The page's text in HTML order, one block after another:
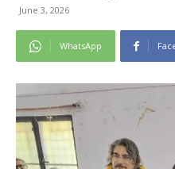
June 3, 2026
WhatsApp